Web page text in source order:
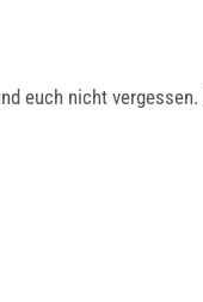
euch nicht